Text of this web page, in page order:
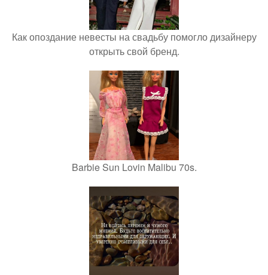
Как опоздание невесты на свадьбу помогло дизайнеру
открыть свой бренд.
Barbie Sun Lovin Malibu 70s.